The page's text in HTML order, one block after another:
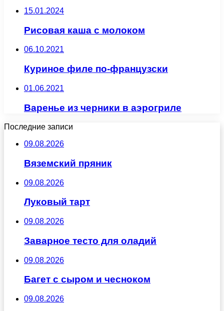
15.01.2024
Рисовая каша с молоком
06.10.2021
Куриное филе по-французски
01.06.2021
Варенье из черники в аэрогриле
Последние записи
09.08.2026
Вяземский пряник
09.08.2026
Луковый тарт
09.08.2026
Заварное тесто для оладий
09.08.2026
Багет с сыром и чесноком
09.08.2026